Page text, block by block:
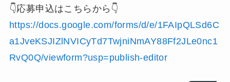
👇応募申込はこちらから👇
https://docs.google.com/forms/d/e/1FAIpQLSd6C
a1JveKSJIZlNVICyTd7TwjniNmAY88Ff2JLe0nc1
RvQ0Q/viewform?usp=publish-editor